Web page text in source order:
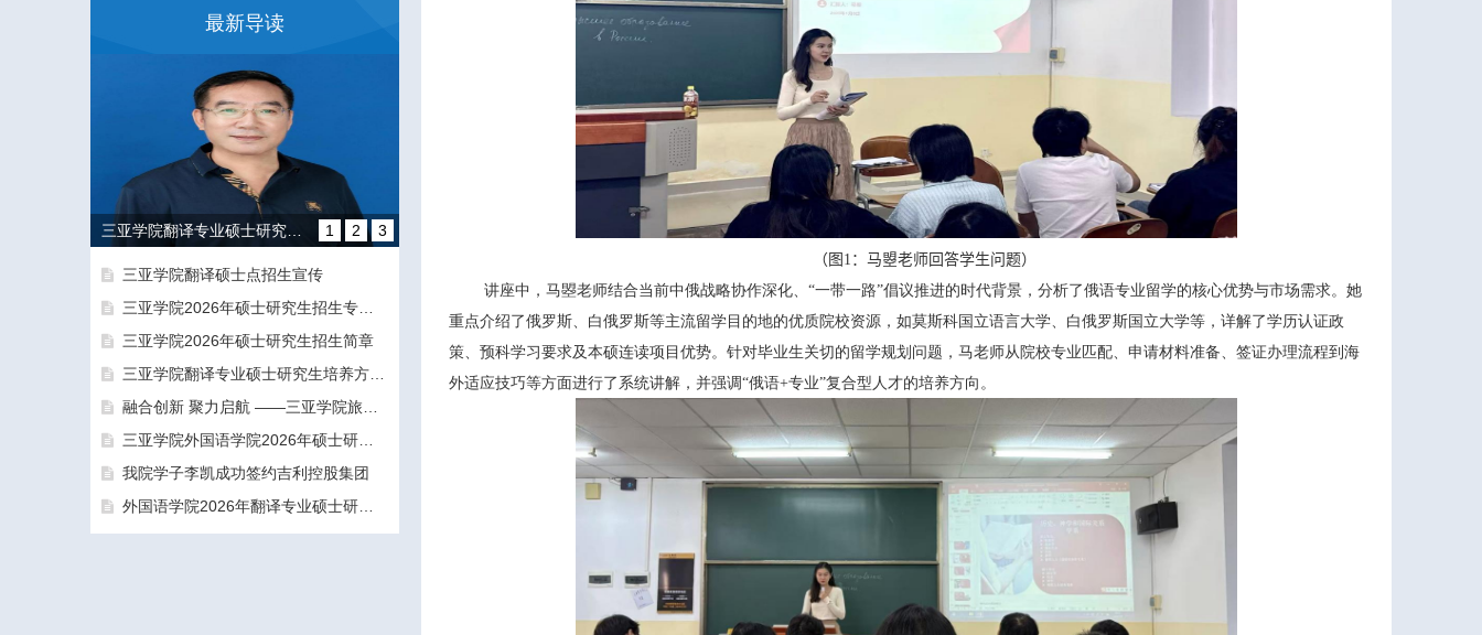
最新导读
1 2 3
三亚学院翻译硕士点招生宣传
三亚学院2026年硕士研究生招生专业目录及参考书目
三亚学院2026年硕士研究生招生简章
三亚学院翻译专业硕士研究生培养方向和导师团队介绍
融合创新 聚力启航 ——三亚学院旅游与大健康学院正式揭牌成立
三亚学院外国语学院2026年硕士研究生拟录取名单公示公告（一志愿）
我院学子李凯成功签约吉利控股集团
外国语学院2026年翻译专业硕士研究生（MTI）一志愿考生面试工作圆满结束
（ 图 1 ：马曌老师回答学生问题）
讲座中，马曌老师结合当前中俄战略协作深化、“一带一路”倡议推进的时代背景，分析了俄语专业留学的核心优势与市场需求。她
重点介绍了俄罗斯、白俄罗斯等主流留学目的地的优质院校资源，如莫斯科国立语言大学、白俄罗斯国立大学等，详解了学历认证政
策、预科学习要求及本硕连读项目优势。针对毕业生关切的留学规划问题，马老师从院校专业匹配、申请材料准备、签证办理流程到海
外适应技巧等方面进行了系统讲解，并强调“俄语+专业”复合型人才的培养方向。